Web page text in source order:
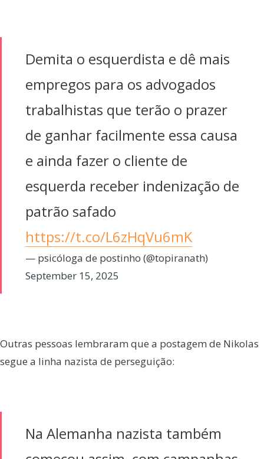
Demita o esquerdista e dê mais
empregos para os advogados
trabalhistas que terão o prazer
de ganhar facilmente essa causa
e ainda fazer o cliente de
esquerda receber indenização de
patrão safado
https://t.co/L6zHqVu6mK
— psicóloga de postinho (@topiranath)
September 15, 2025
Outras pessoas lembraram que a postagem de Nikolas
segue a linha nazista de perseguição:
Na Alemanha nazista também